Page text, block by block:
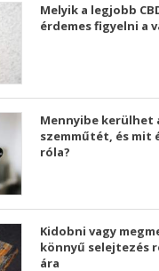
Melyik a legjobb
érdemes figyelni a
Mennyibe kerülhet
szemműtét, és mit
róla?
Kidobni vagy
könnyű selejtezés
ára